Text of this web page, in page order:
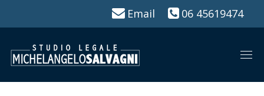
Email 06 45619474